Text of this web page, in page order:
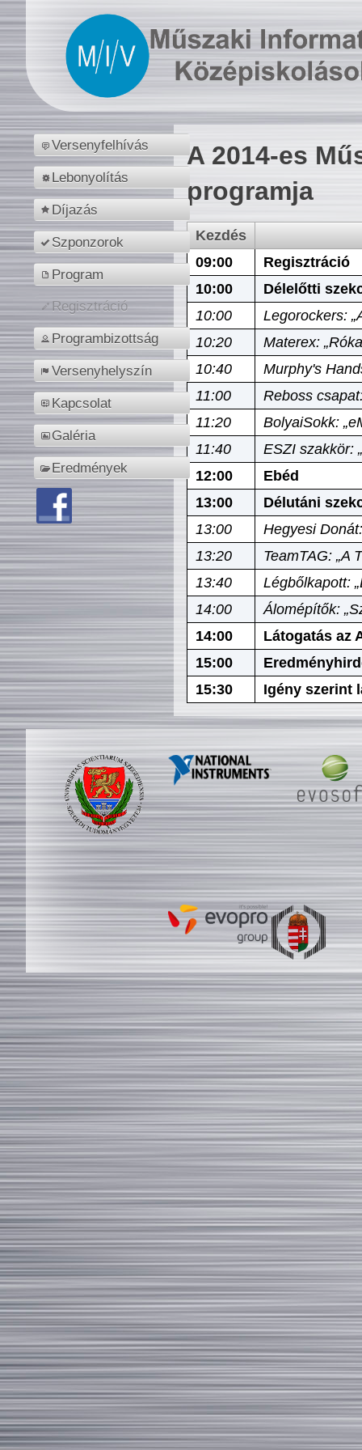
Versenyfelhívás
Lebonyolítás
Díjazás
Szponzorok
Program
Regisztráció
Programbizottság
Versenyhelyszín
Kapcsolat
Galéria
Eredmények
A 2014-es
programja
Kezdés
09:00
Regisztráció
10:00
Délelőtti
10:00
Legorockers:
10:20
Materex:
10:40
Murphy's
11:00
Reboss
11:20
BolyaiSokk:
11:40
ESZI szakkör:
12:00
Ebéd
13:00
Délutáni
13:00
Hegyesi
13:20
TeamTAG: „A
13:40
Légbőlkapott:
14:00
Álomépítők:
14:00
Látogatás az
15:00
15:30
Igény szerint